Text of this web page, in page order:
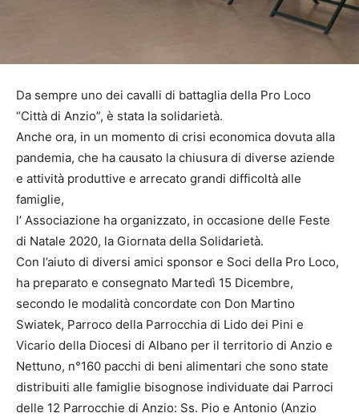
Da sempre uno dei cavalli di battaglia della Pro Loco
“Città di Anzio”, è stata la solidarietà.
Anche ora, in un momento di crisi economica dovuta alla
pandemia, che ha causato la chiusura di diverse aziende
e attività produttive e arrecato grandi difficoltà alle
famiglie,
l’ Associazione ha organizzato, in occasione delle Feste
di Natale 2020, la Giornata della Solidarietà.
Con l’aiuto di diversi amici sponsor e Soci della Pro Loco,
ha preparato e consegnato Martedì 15 Dicembre,
secondo le modalità concordate con Don Martino
Swiatek, Parroco della Parrocchia di Lido dei Pini e
Vicario della Diocesi di Albano per il territorio di Anzio e
Nettuno, n°160 pacchi di beni alimentari che sono state
distribuiti alle famiglie bisognose individuate dai Parroci
delle 12 Parrocchie di Anzio: Ss. Pio e Antonio (Anzio